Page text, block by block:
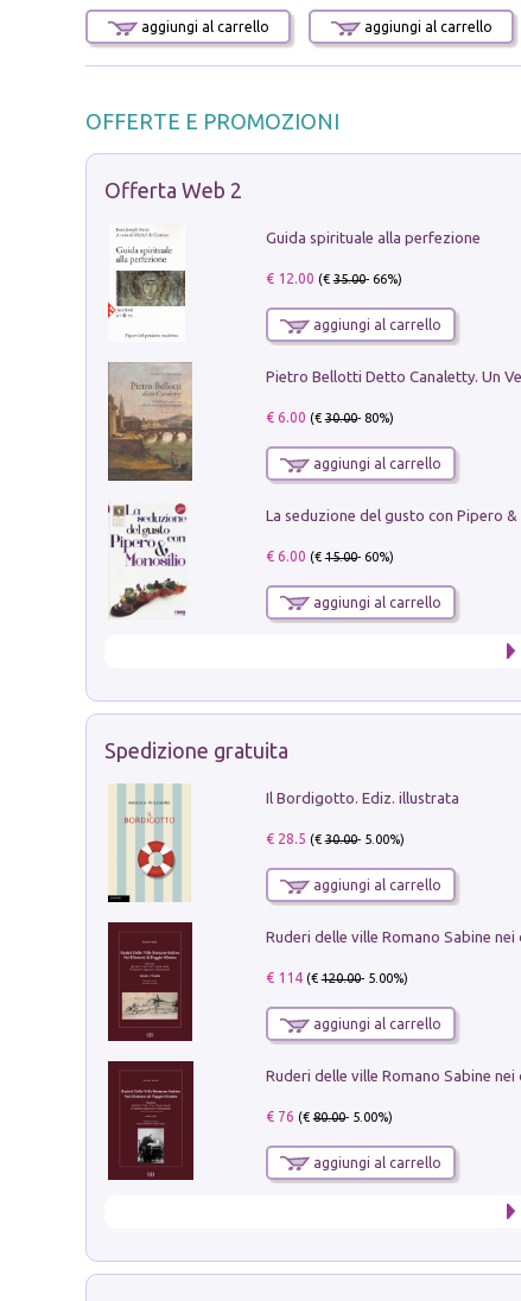
aggiungi al carrello aggiungi al carrello
OFFERTE E PROMOZIONI
Offerta Web 2
Guida spirituale alla perfezione
€ 12.00 (€35.00- 66%)
aggiungi al carrello
€ 6.00 (€30.00- 80%)
aggiungi al carrello
€ 6.00 (€15.00- 60%)
aggiungi al carrello
Spedizione gratuita
Il Bordigotto. Ediz. illustrata
€ 28.5 (€30.00- 5.00%)
aggiungi al carrello
€ 114(€120.00- 5.00%)
aggiungi al carrello
€ 76 (€80.00- 5.00%)
aggiungi al carrello